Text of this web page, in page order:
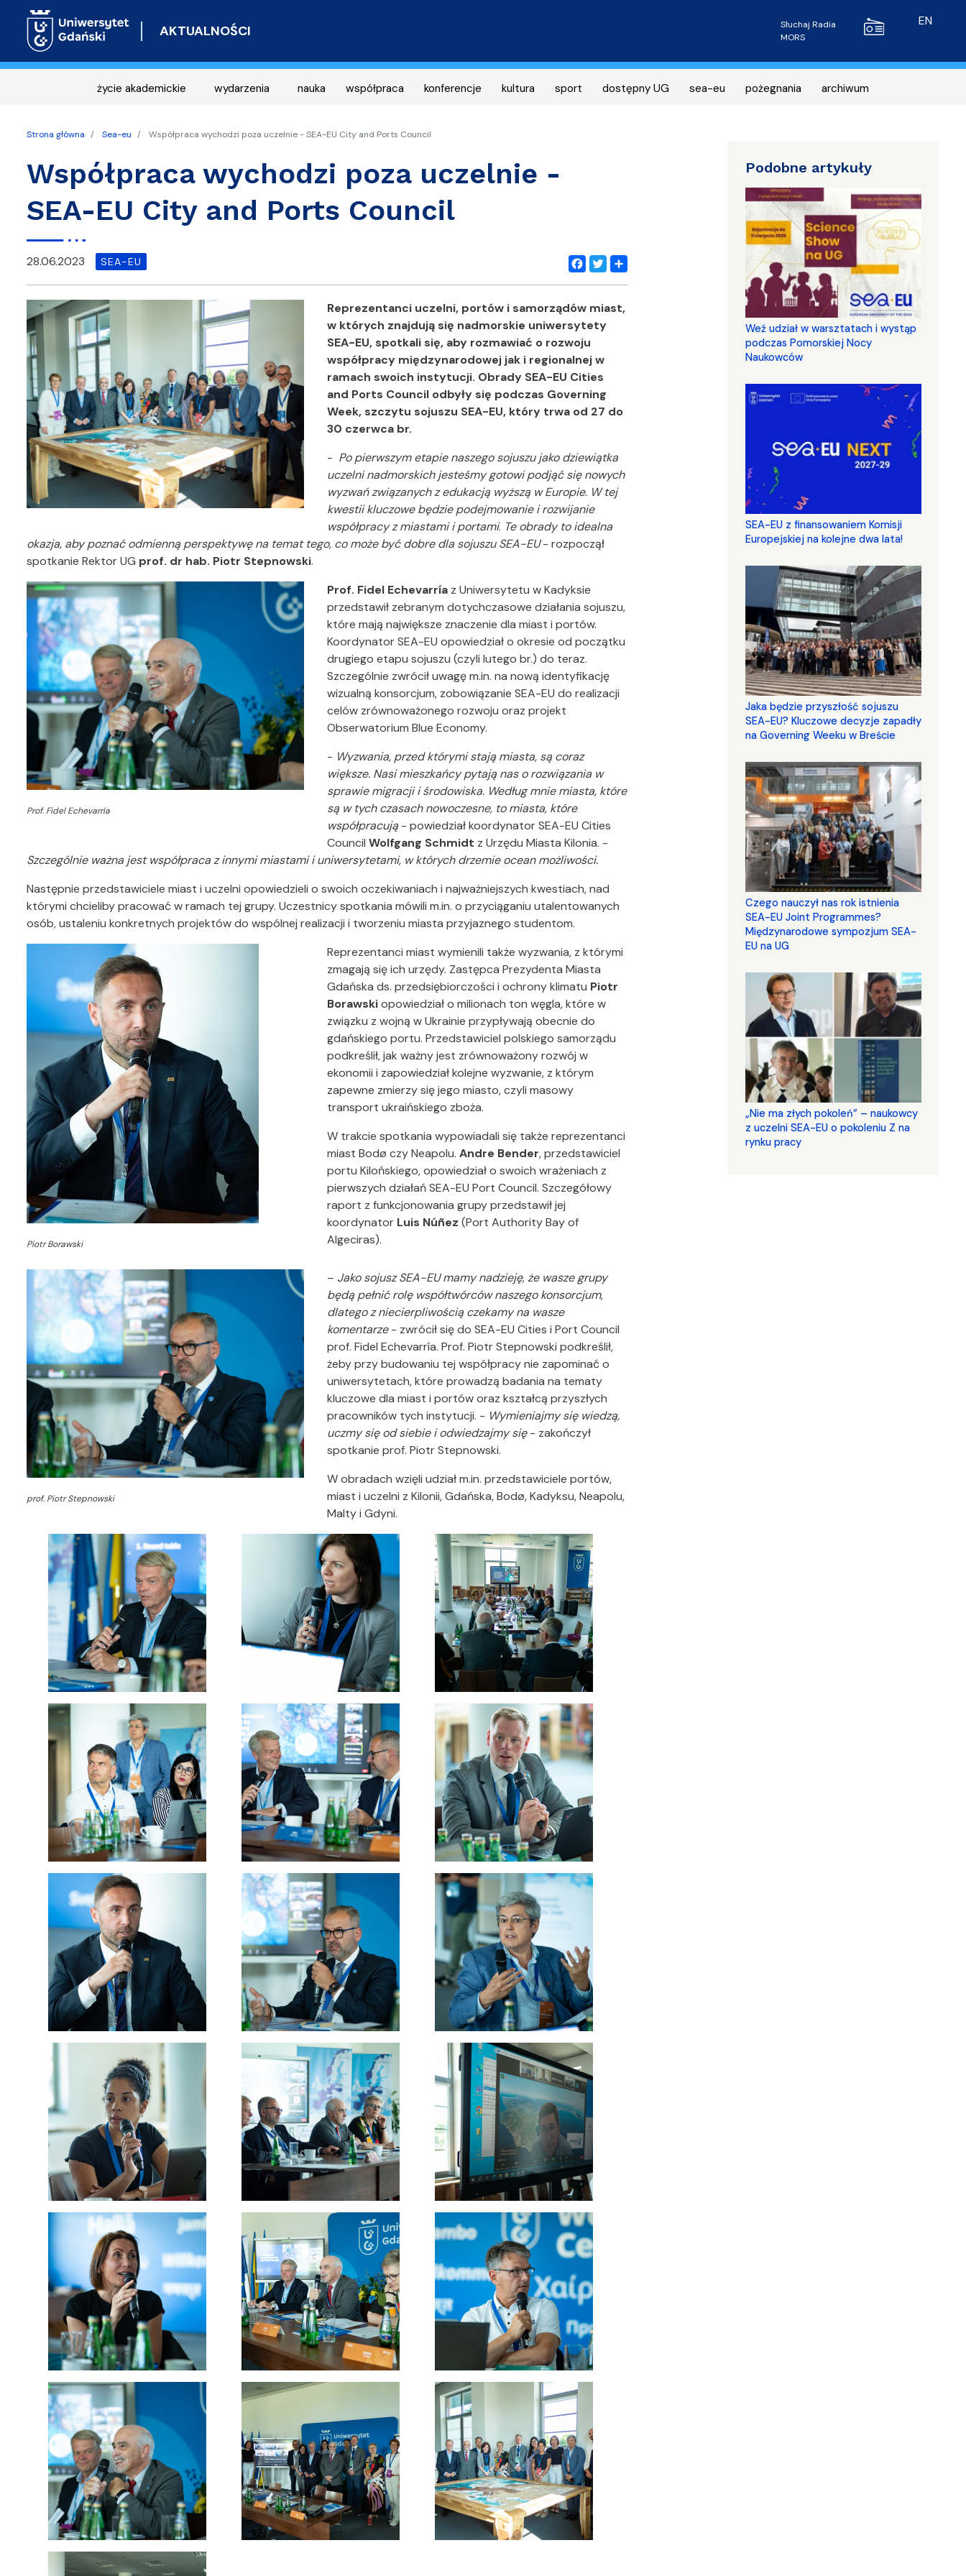
AKTUALNOŚCI Radio MORS
Słuchaj Radia
MORS
EN
życie akademickie wydarzenia nauka współpraca konferencje kultura sport dostępny UG sea-eu pożegnania archiwum
Strona główna Sea-eu Współpraca wychodzi poza uczelnie - SEA-EU City and Ports Council
Współpraca wychodzi poza uczelnie -
SEA-EU City and Ports Council
Facebook
Twitter
Share
28.06.2023 SEA-EU
Reprezentanci uczelni, portów i samorządów miast,
w których znajdują się nadmorskie uniwersytety
SEA-EU, spotkali się, aby rozmawiać o rozwoju
współpracy międzynarodowej jak i regionalnej w
ramach swoich instytucji. Obrady SEA-EU Cities
and Ports Council odbyły się podczas Governing
Week, szczytu sojuszu SEA-EU, który trwa od 27 do
30 czerwca br.
- Po pierwszym etapie naszego sojuszu jako dziewiątka
uczelni nadmorskich jesteśmy gotowi podjąć się nowych
wyzwań związanych z edukacją wyższą w Europie. W tej
kwestii kluczowe będzie podejmowanie i rozwijanie
współpracy z miastami i portami. Te obrady to idealna
okazja, aby poznać odmienną perspektywę na temat tego, co może być dobre dla sojuszu SEA-EU- rozpoczął
spotkanie Rektor UG prof. dr hab. Piotr Stepnowski.
Prof. Fidel Echevarría
Prof. Fidel Echevarría z Uniwersytetu w Kadyksie
przedstawił zebranym dotychczasowe działania sojuszu,
które mają największe znaczenie dla miast i portów.
Koordynator SEA-EU opowiedział o okresie od początku
drugiego etapu sojuszu (czyli lutego br.) do teraz.
Szczególnie zwrócił uwagę m.in. na nową identyfikację
wizualną konsorcjum, zobowiązanie SEA-EU do realizacji
celów zrównoważonego rozwoju oraz projekt
Obserwatorium Blue Economy.
- Wyzwania, przed którymi stają miasta, są coraz
większe. Nasi mieszkańcy pytają nas o rozwiązania w
sprawie migracji i środowiska. Według mnie miasta, które
są w tych czasach nowoczesne, to miasta, które
współpracują - powiedział koordynator SEA-EU Cities
CouncilWolfgang Schmidt z Urzędu Miasta Kilonia. -
Szczególnie ważna jest współpraca z innymi miastami i uniwersytetami, w których drzemie ocean możliwości.
Następnie przedstawiciele miast i uczelni opowiedzieli o swoich oczekiwaniach i najważniejszych kwestiach, nad
którymi chcieliby pracować w ramach tej grupy. Uczestnicy spotkania mówili m.in. o przyciąganiu utalentowanych
osób, ustaleniu konkretnych projektów do wspólnej realizacji i tworzeniu miasta przyjaznego studentom.
Piotr Borawski
Reprezentanci miast wymienili także wyzwania, z którymi
zmagają się ich urzędy. Zastępca Prezydenta Miasta
Gdańska ds. przedsiębiorczości i ochrony klimatu Piotr
Borawskiopowiedział o milionach ton węgla, które w
związku z wojną w Ukrainie przypływają obecnie do
gdańskiego portu. Przedstawiciel polskiego samorządu
podkreślił, jak ważny jest zrównoważony rozwój w
ekonomii i zapowiedział kolejne wyzwanie, z którym
zapewne zmierzy się jego miasto, czyli masowy
transport ukraińskiego zboża.
W trakcie spotkania wypowiadali się także reprezentanci
miast Bodø czy Neapolu.Andre Bender, przedstawiciel
portu Kilońskiego, opowiedział o swoich wrażeniach z
pierwszych działań SEA-EU Port Council. Szczegółowy
raport z funkcjonowania grupy przedstawił jej
koordynator Luis Núñez (Port Authority Bay of
Algeciras).
prof. Piotr Stepnowski
– Jako sojusz SEA-EU mamy nadzieję, że wasze grupy
będą pełnić rolę współtwórców naszego konsorcjum,
dlatego z niecierpliwością czekamy na wasze
komentarze- zwrócił się do SEA-EU Cities i Port Council
prof. Fidel Echevarría. Prof. Piotr Stepnowski podkreślił,
żeby przy budowaniu tej współpracy nie zapominać o
uniwersytetach, które prowadzą badania na tematy
kluczowe dla miast i portów oraz kształcą przyszłych
pracowników tych instytucji. - Wymieniajmy się wiedzą,
uczmy się od siebie i odwiedzajmy się- zakończył
spotkanie prof. Piotr Stepnowski.
W obradach wzięli udział m.in. przedstawiciele portów,
miast i uczelni z Kilonii, Gdańska, Bodø, Kadyksu, Neapolu,
Malty i Gdyni.
Podobne artykuły
Weź udział w warsztatach i wystąp
podczas Pomorskiej Nocy
Naukowców
SEA-EU z finansowaniem Komisji
Europejskiej na kolejne dwa lata!
Jaka będzie przyszłość sojuszu
SEA-EU? Kluczowe decyzje zapadły
na Governing Weeku w Breście
Czego nauczył nas rok istnienia
SEA-EU Joint Programmes?
Międzynarodowe sympozjum SEA-
EU na UG
„Nie ma złych pokoleń” – naukowcy
z uczelni SEA-EU o pokoleniu Z na
rynku pracy